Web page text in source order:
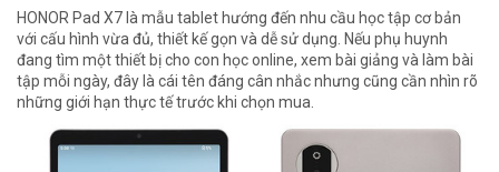
HONOR Pad X7 là mẫu tablet hướng đến nhu cầu học tập cơ bản
với cấu hình vừa đủ, thiết kế gọn và dễ sử dụng. Nếu phụ huynh
đang tìm một thiết bị cho con học online, xem bài giảng và làm bài
tập mỗi ngày, đây là cái tên đáng cân nhắc nhưng cũng cần nhìn rõ
những giới hạn thực tế trước khi chọn mua.